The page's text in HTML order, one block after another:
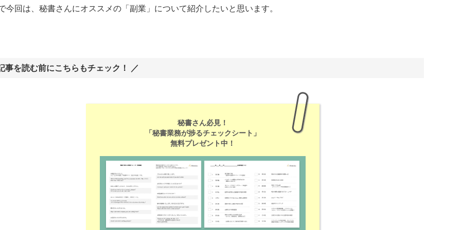
今回は、秘書さんにオススメの「副業」について紹介したいと思います。
事を読む前にこちらもチェック！ ／
秘書さん必見！
「秘書業務が捗るチェックシート」
無料プレゼント中！